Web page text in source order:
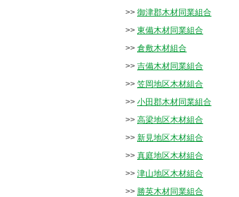
>> 御津郡木材同業組合
>> 東備木材同業組合
>> 倉敷木材組合
>> 吉備木材同業組合
>> 笠岡地区木材組合
>> 小田郡木材同業組合
>> 高梁地区木材組合
>> 新見地区木材組合
>> 真庭地区木材組合
>> 津山地区木材組合
>> 勝英木材同業組合